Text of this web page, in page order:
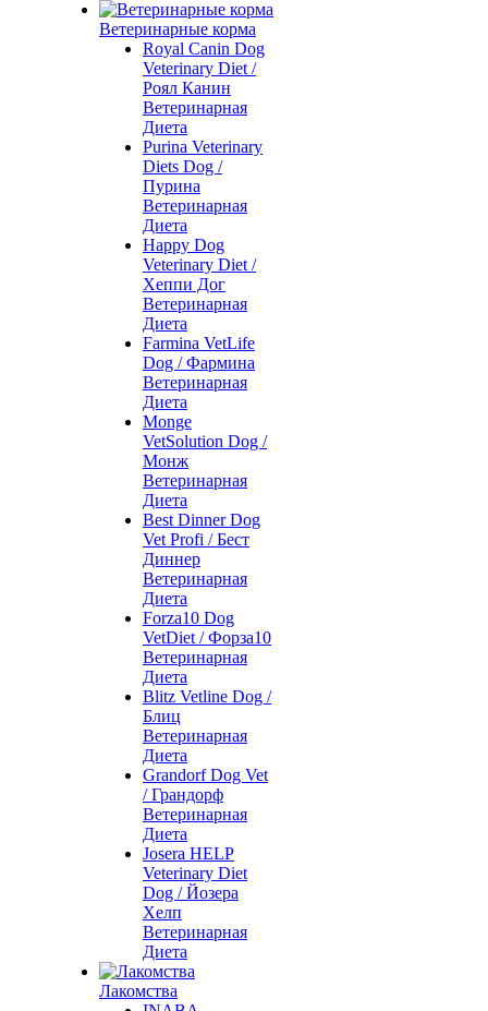
Ветеринарные корма
Royal Canin Dog
Veterinary Diet /
Роял Канин
Ветеринарная
Диета
Purina Veterinary
Diets Dog /
Пурина
Ветеринарная
Диета
Happy Dog
Veterinary Diet /
Хеппи Дог
Ветеринарная
Диета
Farmina VetLife
Dog / Фармина
Ветеринарная
Диета
Monge
VetSolution Dog /
Монж
Ветеринарная
Диета
Best Dinner Dog
Vet Profi / Бест
Диннер
Ветеринарная
Диета
Forza10 Dog
VetDiet / Форза10
Ветеринарная
Диета
Blitz Vetline Dog /
Блиц
Ветеринарная
Диета
Grandorf Dog Vet
/ Грандорф
Ветеринарная
Диета
Josera HELP
Veterinary Diet
Dog / Йозера
Хелп
Ветеринарная
Диета
Лакомства